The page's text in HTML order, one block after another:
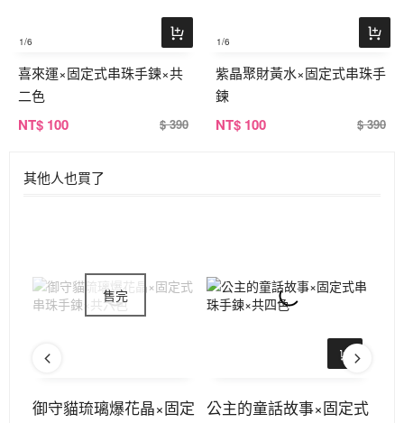
1/6
喜來運×固定式串珠手鍊×共
二色
NT$ 100 $ 390
1/6
紫晶聚財黃水×固定式串珠手
鍊
NT$ 100 $ 390
其他人也買了
御守貓琉璃爆花晶×固定 公主的童話故事×固定式